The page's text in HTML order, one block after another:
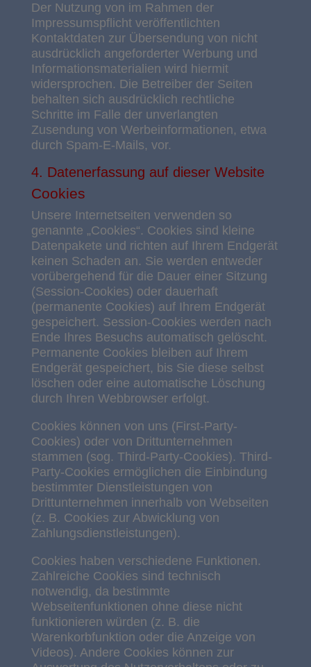
Der Nutzung von im Rahmen der
Impressumspflicht veröffentlichten
Kontaktdaten zur Übersendung von nicht
ausdrücklich angeforderter Werbung und
Informationsmaterialien wird hiermit
widersprochen. Die Betreiber der Seiten
behalten sich ausdrücklich rechtliche
Schritte im Falle der unverlangten
Zusendung von Werbeinformationen, etwa
durch Spam-E-Mails, vor.
4. Datenerfassung auf dieser Website
Cookies
Unsere Internetseiten verwenden so
genannte „Cookies“. Cookies sind kleine
Datenpakete und richten auf Ihrem Endgerät
keinen Schaden an. Sie werden entweder
vorübergehend für die Dauer einer Sitzung
(Session-Cookies) oder dauerhaft
(permanente Cookies) auf Ihrem Endgerät
gespeichert. Session-Cookies werden nach
Ende Ihres Besuchs automatisch gelöscht.
Permanente Cookies bleiben auf Ihrem
Endgerät gespeichert, bis Sie diese selbst
löschen oder eine automatische Löschung
durch Ihren Webbrowser erfolgt.
Cookies können von uns (First-Party-
Cookies) oder von Drittunternehmen
stammen (sog. Third-Party-Cookies). Third-
Party-Cookies ermöglichen die Einbindung
bestimmter Dienstleistungen von
Drittunternehmen innerhalb von Webseiten
(z. B. Cookies zur Abwicklung von
Zahlungsdienstleistungen).
Cookies haben verschiedene Funktionen.
Zahlreiche Cookies sind technisch
notwendig, da bestimmte
Webseitenfunktionen ohne diese nicht
funktionieren würden (z. B. die
Warenkorbfunktion oder die Anzeige von
Videos). Andere Cookies können zur